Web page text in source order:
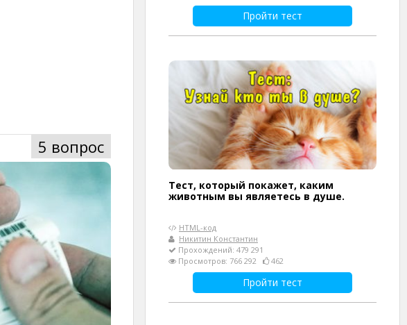
5 вопрос
Пройти тест
Тест, который покажет, каким
животным вы являетесь в душе.
HTML-код
Никитин Константин
Прохождений: 479 291
Просмотров: 766 292
462
Пройти тест